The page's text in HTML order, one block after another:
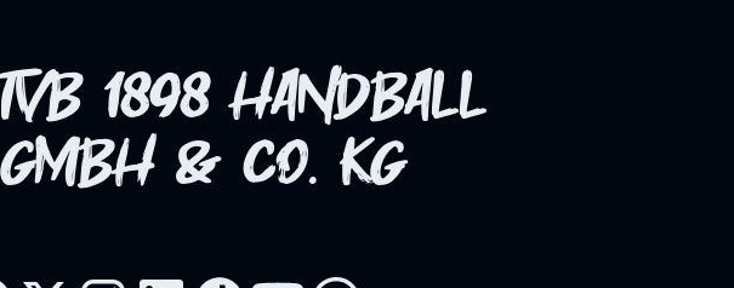
TVB 1898 HANDBALL
GMBH & CO. KG